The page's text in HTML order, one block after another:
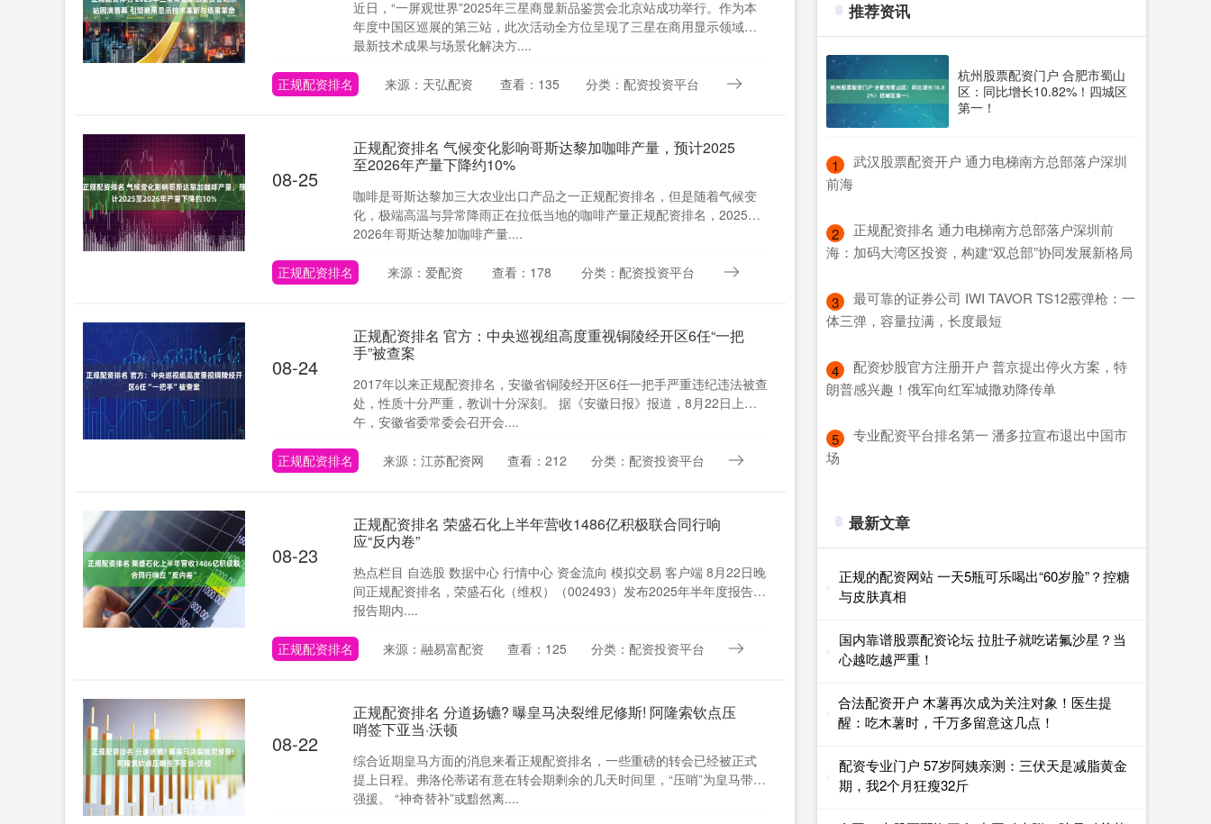
近日，“一屏观世界”2025年三星商显新品鉴赏会北京站成功举行。作为本
年度中国区巡展的第三站，此次活动全方位呈现了三星在商用显示领域的
最新技术成果与场景化解决方....
正规配资排名 来源：天弘配资 查看：135 分类：配资投资平台
08-25
正规配资排名 气候变化影响哥斯达黎加咖啡产量，预计2025
至2026年产量下降约10%
咖啡是哥斯达黎加三大农业出口产品之一正规配资排名，但是随着气候变
化，极端高温与异常降雨正在拉低当地的咖啡产量正规配资排名，2025至
2026年哥斯达黎加咖啡产量....
正规配资排名 来源：爱配资 查看：178 分类：配资投资平台
08-24
正规配资排名 官方：中央巡视组高度重视铜陵经开区6任“一把
手”被查案
2017年以来正规配资排名，安徽省铜陵经开区6任一把手严重违纪违法被查
处，性质十分严重，教训十分深刻。 据《安徽日报》报道，8月22日上
午，安徽省委常委会召开会....
正规配资排名 来源：江苏配资网 查看：212 分类：配资投资平台
08-23
正规配资排名 荣盛石化上半年营收1486亿积极联合同行响
应“反内卷”
热点栏目 自选股 数据中心 行情中心 资金流向 模拟交易 客户端 8月22日晚
间正规配资排名，荣盛石化（维权）（002493）发布2025年半年度报告。
报告期内....
正规配资排名 来源：融易富配资 查看：125 分类：配资投资平台
08-22
正规配资排名 分道扬镳? 曝皇马决裂维尼修斯! 阿隆索钦点压
哨签下亚当·沃顿
综合近期皇马方面的消息来看正规配资排名，一些重磅的转会已经被正式
提上日程。弗洛伦蒂诺有意在转会期剩余的几天时间里，“压哨”为皇马带来
强援。 “神奇替补”或黯然离....
推荐资讯
杭州股票配资门户 合肥市蜀山
区：同比增长10.82%！四城区
第一！
1
​武汉股票配资开户 通力电梯南方总部落户深圳
前海
2
​正规配资排名 通力电梯南方总部落户深圳前
海：加码大湾区投资，构建“双总部”协同发展新格局
3
​最可靠的证券公司 IWI TAVOR TS12霰弹枪：一
体三弹，容量拉满，长度最短
4
​配资炒股官方注册开户 普京提出停火方案，特
朗普感兴趣！俄军向红军城撒劝降传单
5
​专业配资平台排名第一 潘多拉宣布退出中国市
场
最新文章
正规的配资网站 一天5瓶可乐喝出“60岁脸”？控糖
与皮肤真相
国内靠谱股票配资论坛 拉肚子就吃诺氟沙星？当
心越吃越严重！
合法配资开户 木薯再次成为关注对象！医生提
醒：吃木薯时，千万多留意这几点！
配资专业门户 57岁阿姨亲测：三伏天是减脂黄金
期，我2个月狂瘦32斤